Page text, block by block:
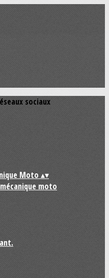
sociaux
Moto ▴▾
moto